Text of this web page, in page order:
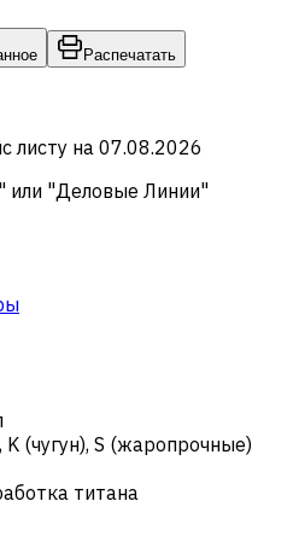
Распечатать
листу на 07.08.2026
"Деловые Линии"
, K (чугун), S (жаропрочные)
титана